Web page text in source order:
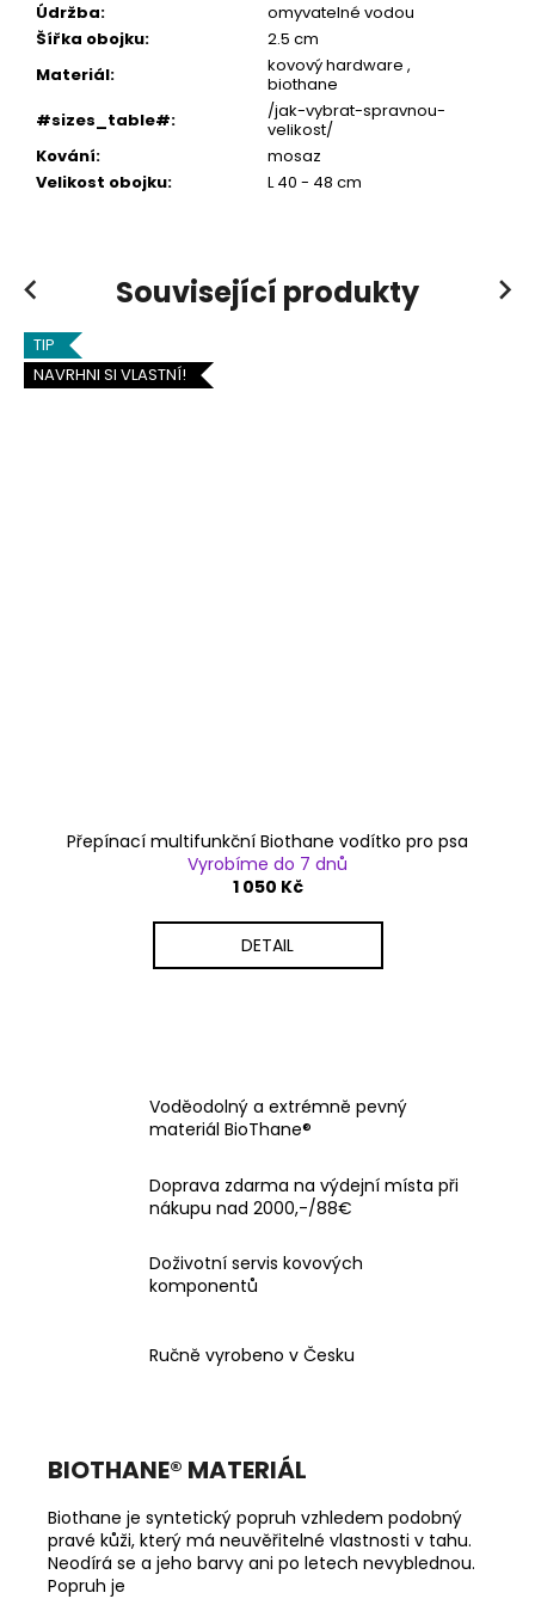
Údržba:
omyvatelné vodou
Šířka obojku:
2.5 cm
Materiál:
kovový hardware ,
biothane
#sizes_table#:
/jak-vybrat-spravnou-
velikost/
Kování:
mosaz
Velikost obojku: L 40 - 48 cm
Související produkty
Previous
TIP
NAVRHNI SI VLASTNÍ!
Přepínací multifunkční Biothane vodítko pro psa
Vyrobíme do 7 dnů
1 050 Kč
DETAIL
Next
Voděodolný a extrémně pevný
materiál BioThane®
Doprava zdarma na výdejní místa při
nákupu nad 2000,-/88€
Doživotní servis kovových
komponentů
Ručně vyrobeno v Česku
BIOTHANE® MATERIÁL
Biothane je syntetický popruh vzhledem podobný
pravé kůži, který má neuvěřitelné vlastnosti v tahu.
Neodírá se a jeho barvy ani po letech nevyblednou.
Popruh je